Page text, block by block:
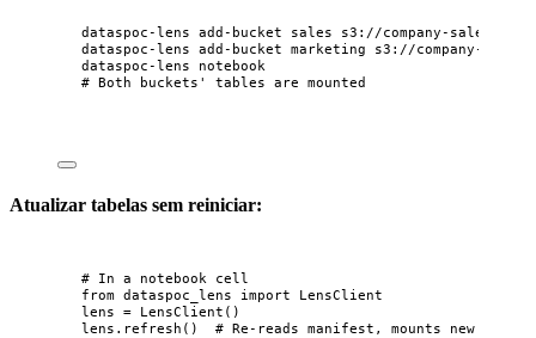
dataspoc-lens add-bucket sales
s3://company-sales
dataspoc-lens add-bucket marketing
s3://company-
dataspoc-lens
notebook
# Both buckets' tables are mounted
Atualizar tabelas sem reiniciar:
# In a notebook cell
from dataspoc_lens import LensClient
lens = LensClient ()
lens. refresh () # Re-reads manifest, mounts new tables